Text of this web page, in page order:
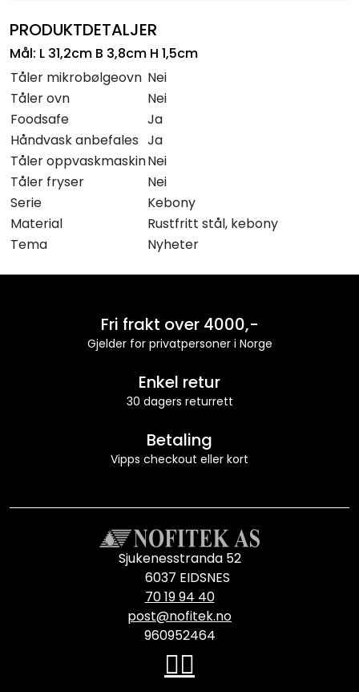
PRODUKTDETALJER
Mål: L 31,2cm B 3,8cm H 1,5cm
Tåler mikrobølgeovn Nei
Tåler ovn
Nei
Foodsafe
Ja
Håndvask anbefales Ja
Tåler oppvaskmaskinNei
Tåler fryser
Nei
Serie
Kebony
Material
Rustfritt stål, kebony
Tema
Nyheter
Fri frakt over 4000,-
Gjelder for privatpersoner i Norge
Enkel retur
30 dagers returrett
Betaling
Vipps checkout eller kort
Sjukenesstranda 52
6037 EIDSNES
70 19 94 40
post@nofitek.no
960952464